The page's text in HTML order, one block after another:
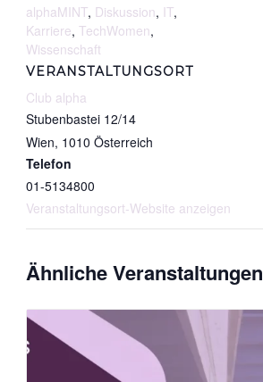
alphaMINT, Diskussion, IT,
Karriere, TechWomen,
Wissenschaft
VERANSTALTUNGSORT
Club alpha
Stubenbastei 12/14
Wien, 1010 Österreich
Telefon
01-5134800
Veranstaltungsort-Website anzeigen
Ähnliche Veranstaltungen